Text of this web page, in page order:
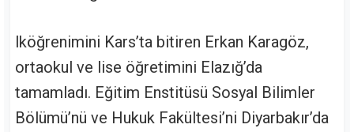
lköğrenimini Kars’ta bitiren Erkan Karagöz,
ortaokul ve lise öğretimini Elazığ’da
tamamladı. Eğitim Enstitüsü Sosyal Bilimler
Bölümü’nü ve Hukuk Fakültesi’ni Diyarbakır’da